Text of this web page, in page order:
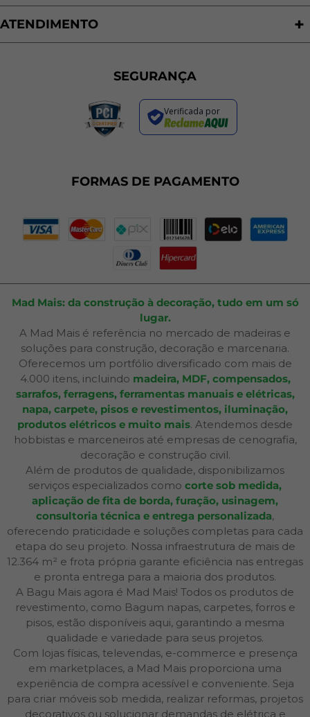
Quem Somos
Nossas Lojas
ATENDIMENTO
Política de Privacidade
Trocas e Devoluções
Regras de Promoções
Termos de Uso
Plano de Corte
SEGURANÇA
Verificada por
FORMAS DE PAGAMENTO
Mad Mais: da construção à decoração, tudo em um só
lugar.
A Mad Mais é referência no mercado de madeiras e
soluções para construção, decoração e marcenaria.
Oferecemos um portfólio diversificado com mais de
4.000 itens, incluindo madeira, MDF, compensados,
sarrafos, ferragens, ferramentas manuais e elétricas,
napa, carpete, pisos e revestimentos, iluminação,
produtos elétricos e muito mais. Atendemos desde
hobbistas e marceneiros até empresas de cenografia,
decoração e construção civil.
Além de produtos de qualidade, disponibilizamos
serviços especializados como corte sob medida,
aplicação de fita de borda, furação, usinagem,
consultoria técnica e entrega personalizada,
oferecendo praticidade e soluções completas para cada
etapa do seu projeto. Nossa infraestrutura de mais de
12.364 m² e frota própria garante eficiência nas entregas
e pronta entrega para a maioria dos produtos.
A Bagu Mais agora é Mad Mais! Todos os produtos de
revestimento, como Bagum napas, carpetes, forros e
pisos, estão disponíveis aqui, garantindo a mesma
qualidade e variedade para seus projetos.
Com lojas físicas, televendas, e-commerce e presença
em marketplaces, a Mad Mais proporciona uma
experiência de compra acessível e conveniente. Seja
para criar móveis sob medida, realizar reformas, projetos
decorativos ou solucionar demandas de elétrica e